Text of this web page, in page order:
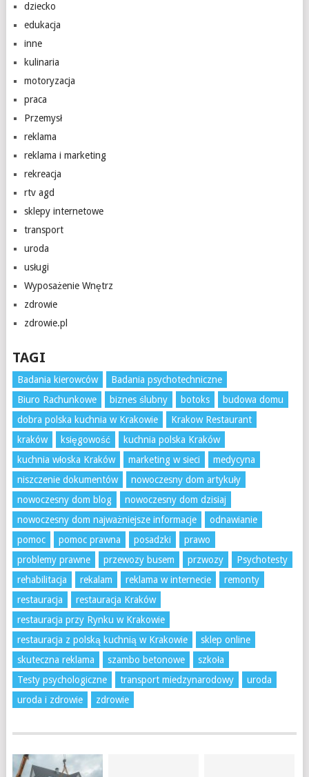
dziecko
edukacja
inne
kulinaria
motoryzacja
praca
Przemysł
reklama
reklama i marketing
rekreacja
rtv agd
sklepy internetowe
transport
uroda
usługi
Wyposażenie Wnętrz
zdrowie
zdrowie.pl
TAGI
Badania kierowców
Badania psychotechniczne
Biuro Rachunkowe
biznes ślubny botoks
budowa domu
dobra polska kuchnia w Krakowie
Krakow Restaurant
kraków
księgowość
kuchnia polska Kraków
kuchnia włoska Kraków
marketing w sieci
medycyna
niszczenie dokumentów
nowoczesny dom artykuły
nowoczesny dom blog
nowoczesny dom dzisiaj
nowoczesny dom najważniejsze informacje
odnawianie
pomoc
pomoc prawna posadzki
prawo
problemy prawne
przewozy busem przwozy
Psychotesty
rehabilitacja
rekalam reklama w internecie
remonty
restauracja
restauracja Kraków
restauracja przy Rynku w Krakowie
restauracja z polską kuchnią w Krakowie
sklep online
skuteczna reklama
szambo betonowe
szkoła
Testy psychologiczne
transport miedzynarodowy
uroda
uroda i zdrowie
zdrowie